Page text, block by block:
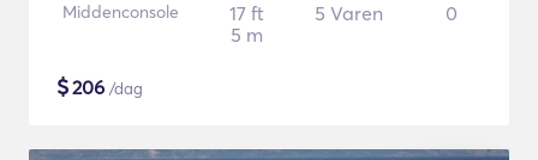
Middenconsole
17 ft
5 m
5 Varen 0
$206 /dag